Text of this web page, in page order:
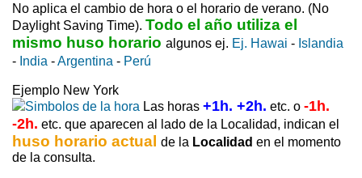
No aplica el cambio de hora o el horario de verano. (No
Daylight Saving Time). Todo el año utiliza el
mismo huso horario algunos ej. Ej. Hawai - Islandia
- India -Argentina - Perú
Ejemplo New York
Las horas +1h. +2h. etc. o -1h.
-2h. etc. que aparecen al lado de la Localidad, indican el
huso horario actual de la Localidad en el momento
de la consulta.